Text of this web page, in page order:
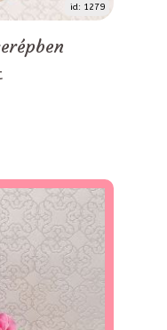
id: 1279